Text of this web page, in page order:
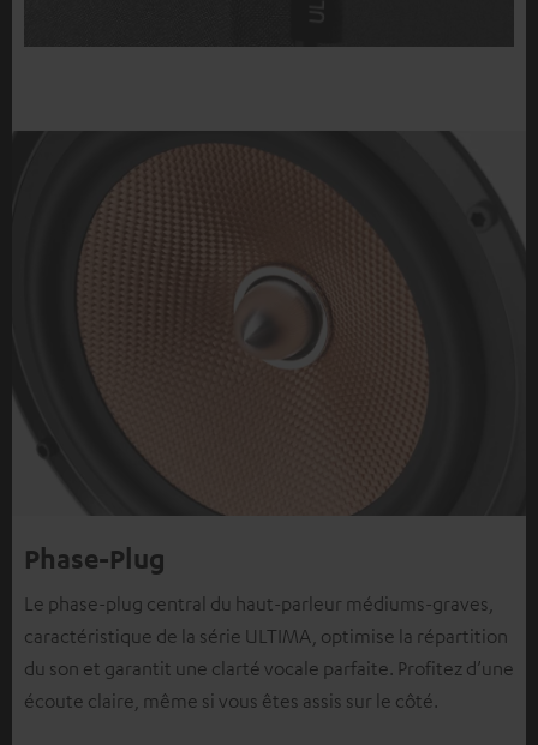
Phase-Plug
Le phase-plug central du haut-parleur médiums-graves,
caractéristique de la série ULTIMA, optimise la répartition
du son et garantit une clarté vocale parfaite. Profitez d’une
écoute claire, même si vous êtes assis sur le côté.